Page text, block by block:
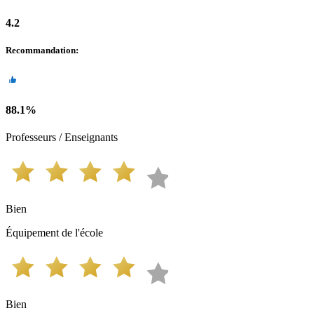
4.2
Recommandation:
88.1%
Professeurs / Enseignants
Bien
Équipement de l'école
Bien